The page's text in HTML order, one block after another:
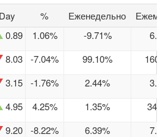
Day % Еженедельно
0.89 1.06% -9.71%
8.03 -7.04% 99.10%
3.15 -1.76% 2.44%
4.95 4.25% 1.35%
9.20 -8.22% 6.39%